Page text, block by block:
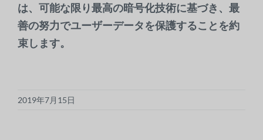
は、可能な限り最高の暗号化技術に基づき、最
善の努力でユーザーデータを保護することを約
束します。
2019年7月15日